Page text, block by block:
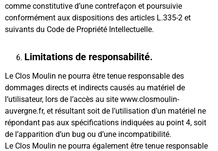
comme constitutive d’une contrefaçon et poursuivie
conformément aux dispositions des articles L.335-2 et
suivants du Code de Propriété Intellectuelle.
Limitations de responsabilité.
Le Clos Moulin ne pourra être tenue responsable des
dommages directs et indirects causés au matériel de
l’utilisateur, lors de l’accès au site www.closmoulin-
auvergne.fr, et résultant soit de l’utilisation d’un matériel ne
répondant pas aux spécifications indiquées au point 4, soit
de l’apparition d’un bug ou d’une incompatibilité.
Le Clos Moulin ne pourra également être tenue responsable